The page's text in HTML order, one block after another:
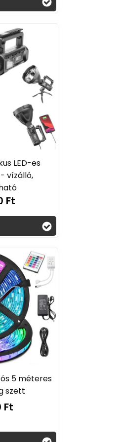
LED-es
vízálló,
Ft
5 méteres
szett
Ft